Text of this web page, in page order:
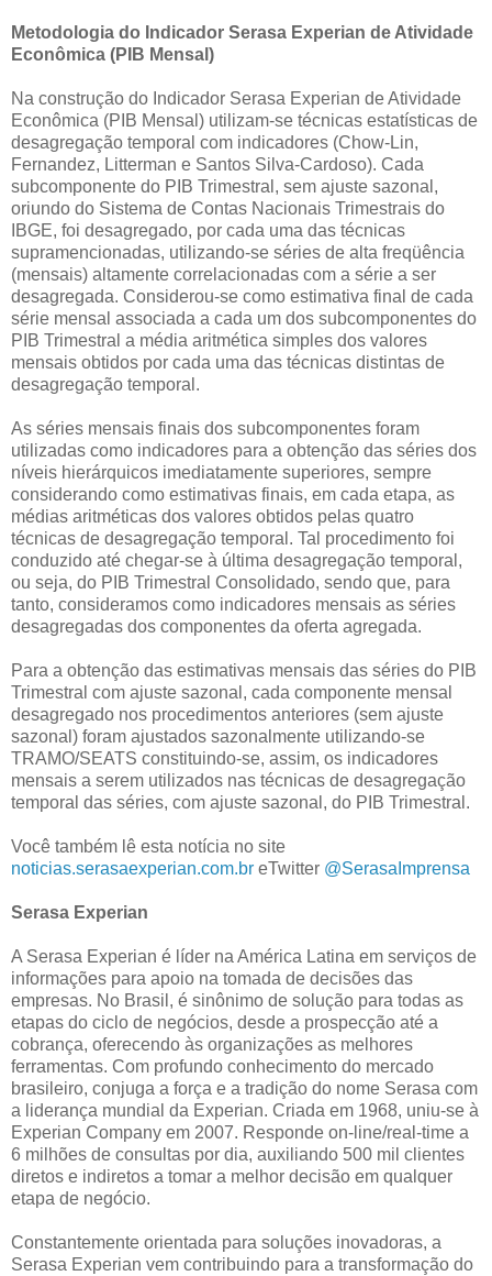
Metodologia do Indicador Serasa Experian de Atividade
Econômica (PIB Mensal)
Na construção do Indicador Serasa Experian de Atividade
Econômica (PIB Mensal) utilizam-se técnicas estatísticas de
desagregação temporal com indicadores (Chow-Lin,
Fernandez, Litterman e Santos Silva-Cardoso). Cada
subcomponente do PIB Trimestral, sem ajuste sazonal,
oriundo do Sistema de Contas Nacionais Trimestrais do
IBGE, foi desagregado, por cada uma das técnicas
supramencionadas, utilizando-se séries de alta freqüência
(mensais) altamente correlacionadas com a série a ser
desagregada. Considerou-se como estimativa final de cada
série mensal associada a cada um dos subcomponentes do
PIB Trimestral a média aritmética simples dos valores
mensais obtidos por cada uma das técnicas distintas de
desagregação temporal.
As séries mensais finais dos subcomponentes foram
utilizadas como indicadores para a obtenção das séries dos
níveis hierárquicos imediatamente superiores, sempre
considerando como estimativas finais, em cada etapa, as
médias aritméticas dos valores obtidos pelas quatro
técnicas de desagregação temporal. Tal procedimento foi
conduzido até chegar-se à última desagregação temporal,
ou seja, do PIB Trimestral Consolidado, sendo que, para
tanto, consideramos como indicadores mensais as séries
desagregadas dos componentes da oferta agregada.
Para a obtenção das estimativas mensais das séries do PIB
Trimestral com ajuste sazonal, cada componente mensal
desagregado nos procedimentos anteriores (sem ajuste
sazonal) foram ajustados sazonalmente utilizando-se
TRAMO/SEATS constituindo-se, assim, os indicadores
mensais a serem utilizados nas técnicas de desagregação
temporal das séries, com ajuste sazonal, do PIB Trimestral.
Você também lê esta notícia no site
noticias.serasaexperian.com.br eTwitter @SerasaImprensa
Serasa Experian
A Serasa Experian é líder na América Latina em serviços de
informações para apoio na tomada de decisões das
empresas. No Brasil, é sinônimo de solução para todas as
etapas do ciclo de negócios, desde a prospecção até a
cobrança, oferecendo às organizações as melhores
ferramentas. Com profundo conhecimento do mercado
brasileiro, conjuga a força e a tradição do nome Serasa com
a liderança mundial da Experian. Criada em 1968, uniu-se à
Experian Company em 2007. Responde on-line/real-time a
6 milhões de consultas por dia, auxiliando 500 mil clientes
diretos e indiretos a tomar a melhor decisão em qualquer
etapa de negócio.
Constantemente orientada para soluções inovadoras, a
Serasa Experian vem contribuindo para a transformação do